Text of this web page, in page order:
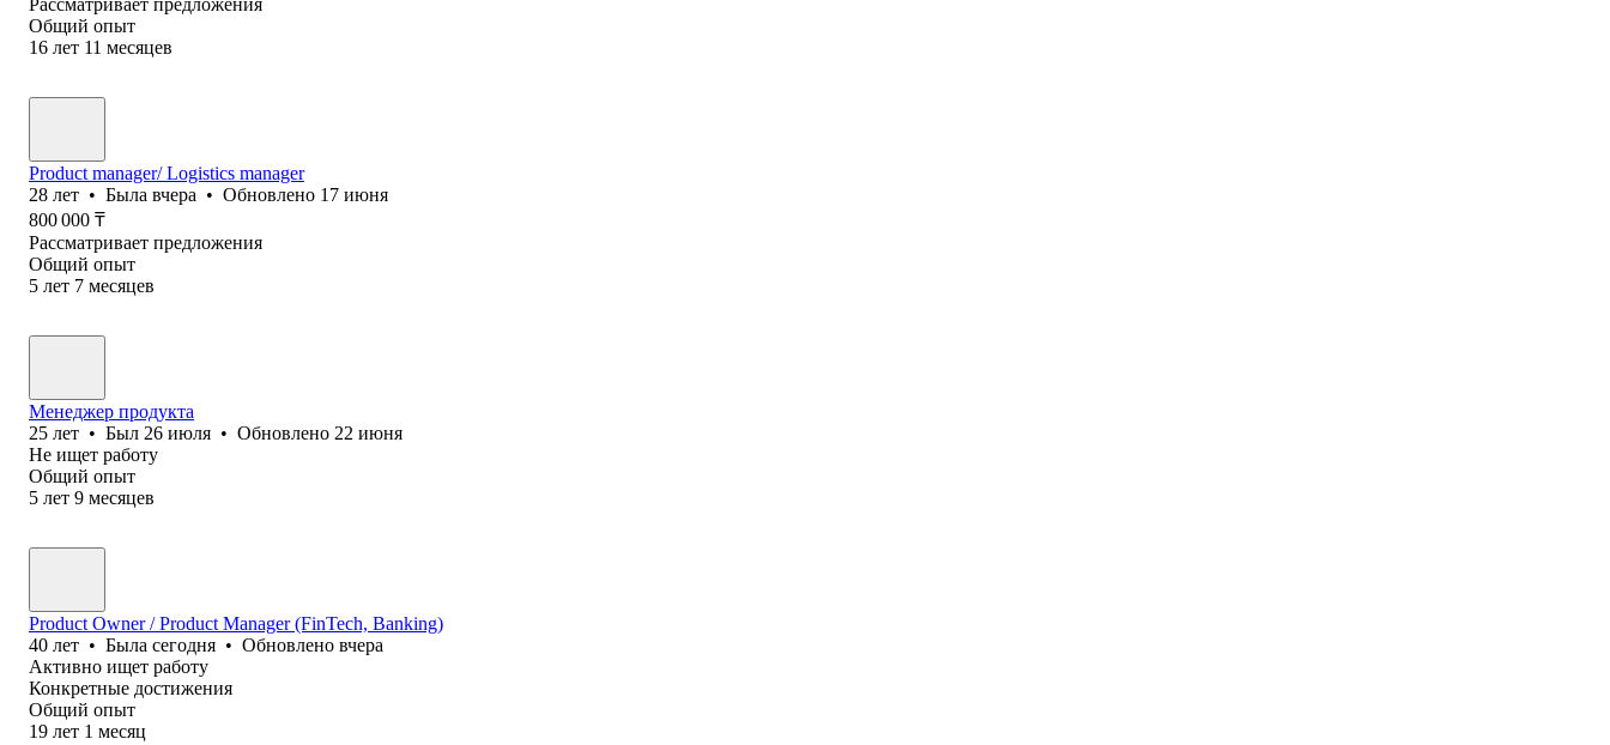
Общий опыт
16 лет 11 месяцев
Product manager/ Logistics manager
28 лет • Была вчера • Обновлено 17 июня
800 000 ₸
Рассматривает предложения
Общий опыт
5 лет 7 месяцев
Менеджер продукта
25 лет • Был 26 июля • Обновлено 22 июня
Не ищет работу
Общий опыт
5 лет 9 месяцев
Product Owner / Product Manager (FinTech, Banking)
40 лет • Была сегодня • Обновлено вчера
Активно ищет работу
Конкретные достижения
Общий опыт
19 лет 1 месяц